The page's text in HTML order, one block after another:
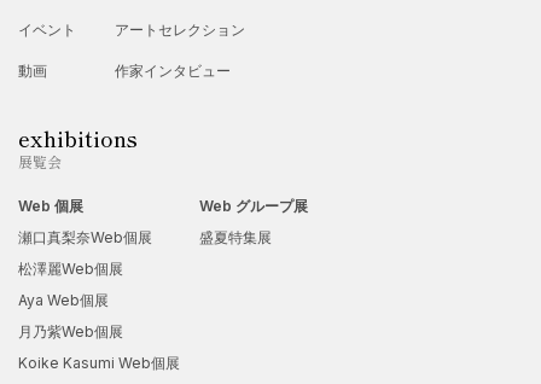
イベント
動画
アートセレクション
作家インタビュー
exhibitions
展覧会
Web 個展
瀬口真梨奈Web個展
松澤麗Web個展
Aya Web個展
月乃紫Web個展
Koike Kasumi Web個展
Web グループ展
盛夏特集展